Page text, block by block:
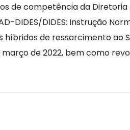
de competência da
DIDES/DIDES: Instrução
de ressarcimento ao
março de 2022, bem como